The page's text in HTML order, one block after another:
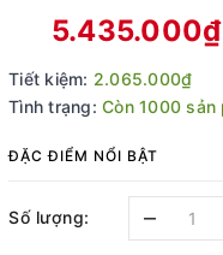
5.435.000₫
Tiết kiệm: 2.065.000₫
Tình trạng: Còn 1000 sản
ĐẶC ĐIỂM NỔI BẬT
Số lượng: –